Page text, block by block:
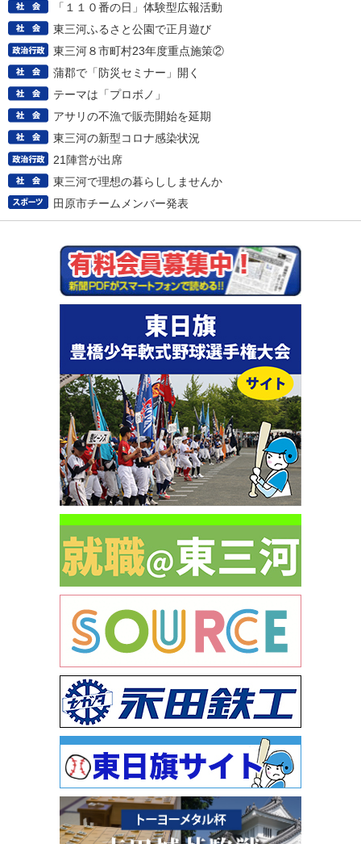
「１１０番の日」体験型広報活動
東三河ふるさと公園で正月遊び
東三河８市町村23年度重点施策②
蒲郡で「防災セミナー」開く
テーマは「プロボノ」
アサリの不漁で販売開始を延期
東三河の新型コロナ感染状況
21陣営が出席
東三河で理想の暮らししませんか
田原市チームメンバー発表